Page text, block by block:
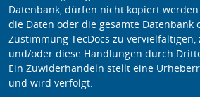
Datenbank, dürfen nicht kopiert
die Daten oder die gesamte Datenbank
Zustimmung TecDocs zu
und/oder diese Handlungen durch
Ein Zuwiderhandeln stellt eine
und wird verfolgt.